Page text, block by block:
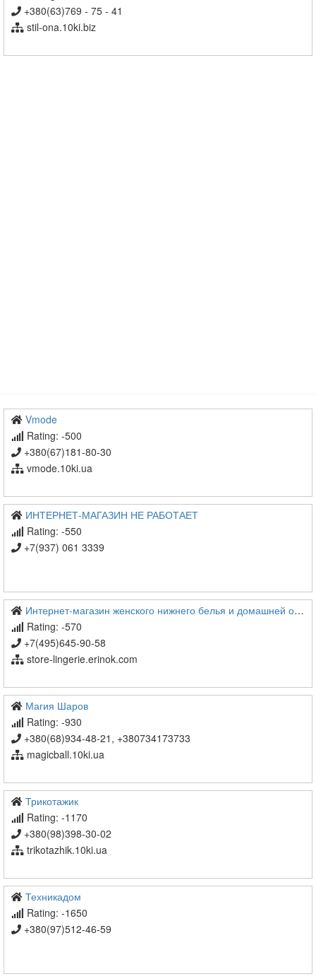
+380(63)769 - 75 - 41
stil-ona.10ki.biz
Vmode
Rating: -500
+380(67)181-80-30
vmode.10ki.ua
ИНТЕРНЕТ-МАГАЗИН НЕ РАБОТАЕТ
Rating: -550
+7(937) 061 3339
Интернет-магазин женского нижнего белья и домашней одежды Store lingerie
Rating: -570
+7(495)645-90-58
store-lingerie.erinok.com
Магия Шаров
Rating: -930
+380(68)934-48-21, +380734173733
magicball.10ki.ua
Трикотажик
Rating: -1170
+380(98)398-30-02
trikotazhik.10ki.ua
Техникадом
Rating: -1650
+380(97)512-46-59